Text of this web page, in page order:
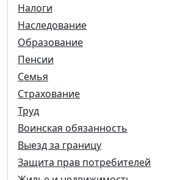
Налоги
Наследование
Образование
Пенсии
Семья
Страхование
Труд
Воинская обязанность
Выезд за границу
Защита прав потребителей